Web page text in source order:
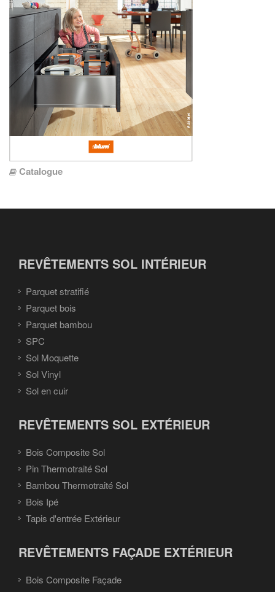
Catalogue
REVÊTEMENTS SOL INTÉRIEUR
Parquet stratifié
Parquet bois
Parquet bambou
SPC
Sol Moquette
Sol Vinyl
Sol en cuir
REVÊTEMENTS SOL EXTÉRIEUR
Bois Composite Sol
Pin Thermotraité Sol
Bambou Thermotraité Sol
Bois Ipé
Tapis d'entrée Extérieur
REVÊTEMENTS FAÇADE EXTÉRIEUR
Bois Composite Façade